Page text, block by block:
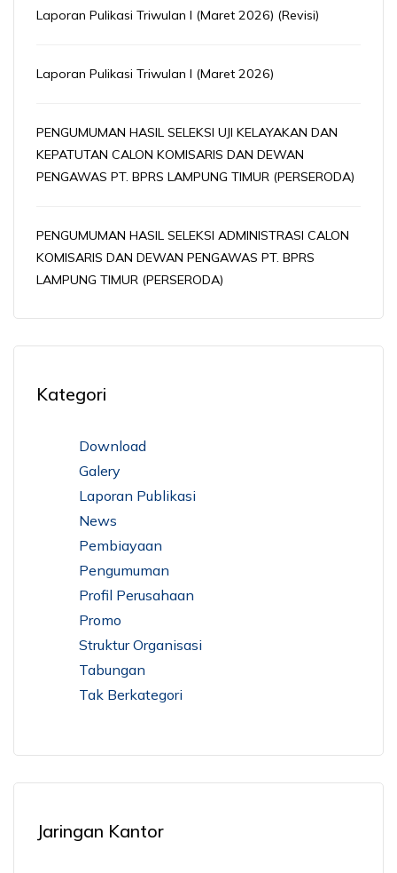
Laporan Pulikasi Triwulan I (Maret 2026) (Revisi)
Laporan Pulikasi Triwulan I (Maret 2026)
PENGUMUMAN HASIL SELEKSI UJI KELAYAKAN DAN
KEPATUTAN CALON KOMISARIS DAN DEWAN
PENGAWAS PT. BPRS LAMPUNG TIMUR (PERSERODA)
PENGUMUMAN HASIL SELEKSI ADMINISTRASI CALON
KOMISARIS DAN DEWAN PENGAWAS PT. BPRS
LAMPUNG TIMUR (PERSERODA)
Kategori
Download
Galery
Laporan Publikasi
News
Pembiayaan
Pengumuman
Profil Perusahaan
Promo
Struktur Organisasi
Tabungan
Tak Berkategori
Jaringan Kantor